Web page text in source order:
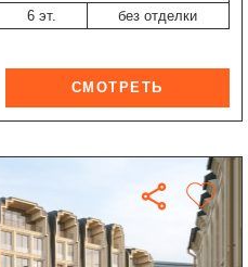
6 эт. без отделки